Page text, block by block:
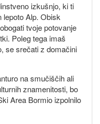
izkušnjo, ki ti
lepoto Alp. Obisk
tvoje potovanje
Poleg tega imaš
se srečati z domačini
na smučiščih ali
znamenitosti, bo
Area Bormio izpolnilo